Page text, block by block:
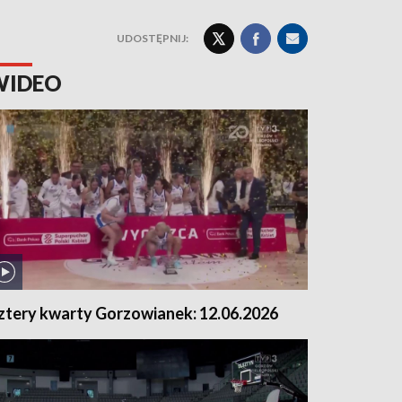
UDOSTĘPNIJ:
kwarty Gorzowianek: 12.06.2026